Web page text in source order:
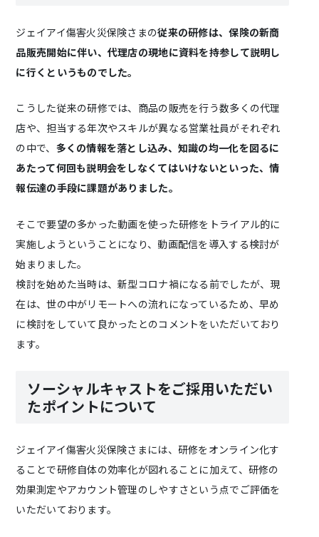
ジェイアイ傷害火災保険さまの従来の研修は、保険の新商
品販売開始に伴い、代理店の現地に資料を持参して説明し
に行くというものでした。
こうした従来の研修では、商品の販売を行う数多くの代理
店や、担当する年次やスキルが異なる営業社員がそれぞれ
の中で、 多くの情報を落とし込み、知識の均一化を図るに
あたって何回も説明会をしなくてはいけないといった、情
報伝達の手段に課題がありました。
そこで要望の多かった動画を使った研修をトライアル的に
実施しようということになり、動画配信を導入する検討が
始まりました。
検討を始めた当時は、新型コロナ禍になる前でしたが、現
在は、世の中がリモートへの流れになっているため、早め
に検討をしていて良かったとのコメントをいただいており
ます。
ソーシャルキャストをご採用いただい
たポイントについて
ジェイアイ傷害火災保険さまには、研修をオンライン化す
ることで研修自体の効率化が図れることに加えて、研修の
効果測定やアカウント管理のしやすさという点でご評価を
いただいております。